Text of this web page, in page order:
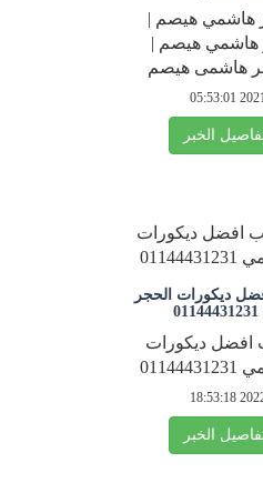
هاشمي هيصم |
هاشمي هيصم |
هاشمى هيصم
2021-
الخبر
ديكورات الحجر
افضل ديكورات
2022-
الخبر